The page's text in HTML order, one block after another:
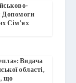
Допомоги
Сім’ях
Видача
області,
що